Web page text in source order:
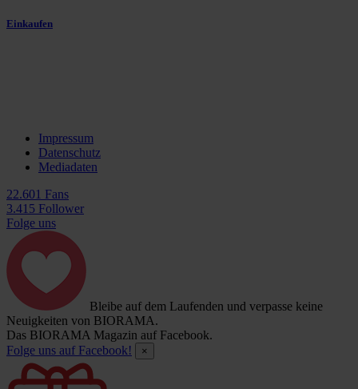
Einkaufen
Impressum
Datenschutz
Mediadaten
22.601 Fans
3.415 Follower
Folge uns
Bleibe auf dem Laufenden und verpasse keine
Neuigkeiten von BIORAMA.
Das BIORAMA Magazin auf Facebook.
Folge uns auf Facebook!
×